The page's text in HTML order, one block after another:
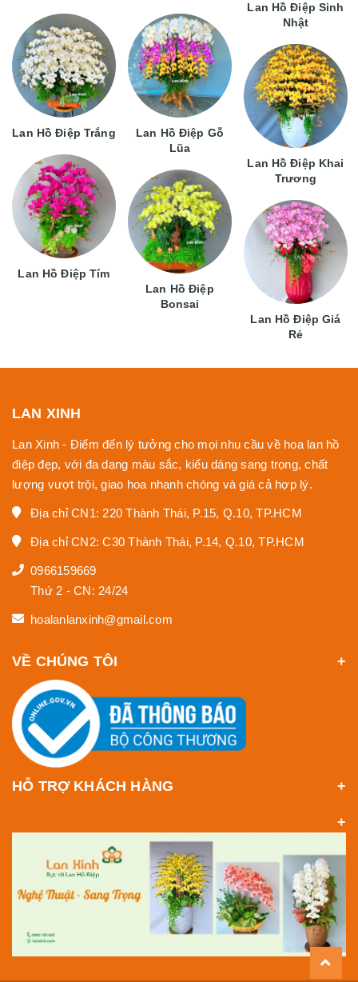
Lan Hồ Điệp Trắng
Lan Hồ Điệp Tím
Lan Hồ Điệp Gỗ
Lũa
Lan Hồ Điệp
Bonsai
Lan Hồ Điệp Sinh
Nhật
Lan Hồ Điệp Khai
Trương
Lan Hồ Điệp Giá
Rẻ
LAN XINH
Lan Xinh - Điểm đến lý tưởng cho mọi nhu cầu về hoa lan hồ
điệp đẹp, với đa dạng màu sắc, kiểu dáng sang trọng, chất
lượng vượt trội, giao hoa nhanh chóng và giá cả hợp lý.
Địa chỉ CN1: 220 Thành Thái, P.15, Q.10, TP.HCM
Địa chỉ CN2: C30 Thành Thái, P.14, Q.10, TP.HCM
0966159669
Thứ 2 - CN: 24/24
hoalanlanxinh@gmail.com
VỀ CHÚNG TÔI
HỖ TRỢ KHÁCH HÀNG